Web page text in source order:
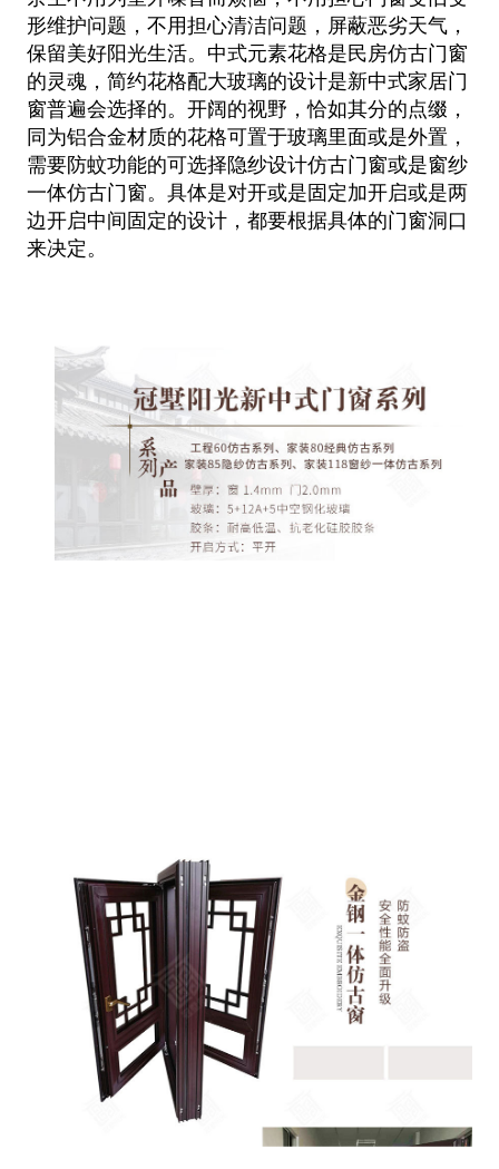
形维护问题，不用担心清洁问题，屏蔽恶劣天气，
保留美好阳光生活。中式元素花格是民房仿古门窗
的灵魂，简约花格配大玻璃的设计是新中式家居门
窗普遍会选择的。开阔 的视野，恰如其分的点缀，
同为铝合金材质的花格可置于玻璃里面或是外置，
需要防蚊功能的可选择隐纱设计仿古门窗或是窗纱
一体仿古门窗。具体是对开或是固定加开启或是两
边开启中间固定的设计，都要根据具体的门窗洞口
来决定。